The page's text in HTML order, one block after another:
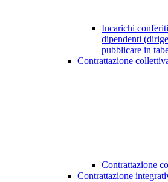
Incarichi
dipendenti
pubblicare in
Contrattazione
Contrattazione
Contrattazione